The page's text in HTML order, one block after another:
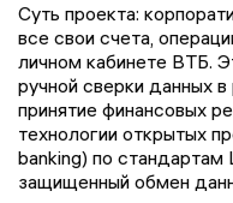
Суть проекта:
все свои счета,
личном кабинете ВТБ.
ручной сверки данных
принятие финансовых
технологии открытых
banking) по
защищенный обмен